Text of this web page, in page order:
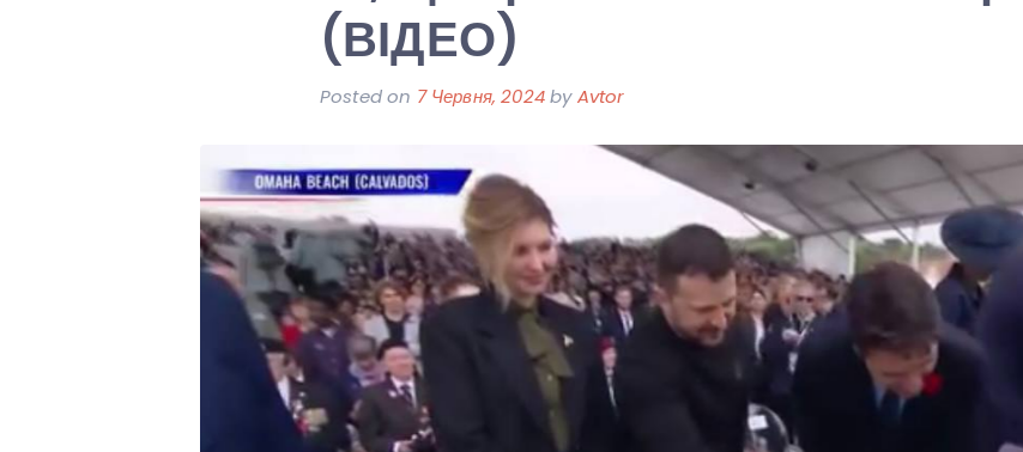
(ВІДЕО)
Posted on 7 Червня, 2024byAvtor